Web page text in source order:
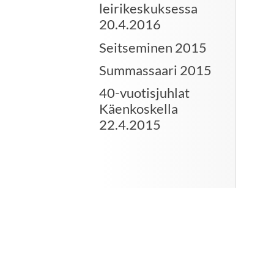
leirikeskuksessa
20.4.2016
Seitseminen 2015
Summassaari 2015
40-vuotisjuhlat
Käenkoskella
22.4.2015